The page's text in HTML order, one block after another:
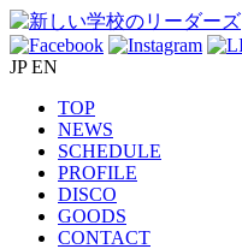
JP EN
TOP
NEWS
SCHEDULE
PROFILE
DISCO
GOODS
CONTACT